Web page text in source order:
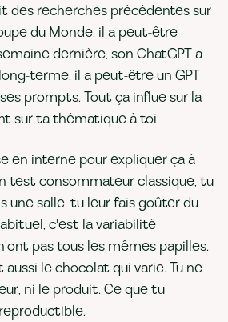
des recherches précédentes sur
du Monde, il a peut-être
dernière, son ChatGPT a
terme, il a peut-être un GPT
prompts. Tout ça influe sur la
sur ta thématique à toi.
en interne pour expliquer ça à
test consommateur classique, tu
une salle, tu leur fais goûter du
c'est la variabilité
pas tous les mêmes papilles.
aussi le chocolat qui varie. Tu ne
ni le produit. Ce que tu